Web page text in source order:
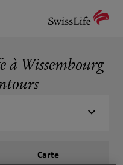
à Wissembourg
Carte